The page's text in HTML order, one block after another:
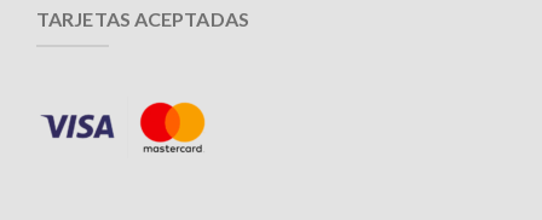
TARJETAS ACEPTADAS